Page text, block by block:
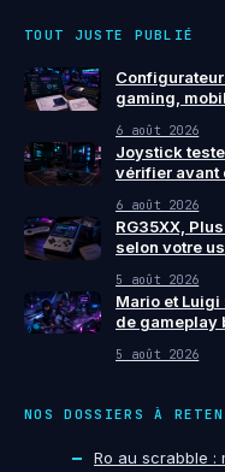
TOUT JUSTE PUBLIÉ
gaming,
6 août 2026
Joystick
vérifier avant
6 août 2026
RG35XX,
selon votre
5 août 2026
Mario et Luigi
de gameplay
5 août 2026
NOS DOSSIERS À
Ro au scrabble :